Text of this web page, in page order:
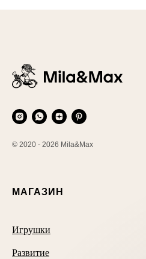
© 2020 - 2026 Mila&Max
МАГАЗИН
Игрушки
Развитие